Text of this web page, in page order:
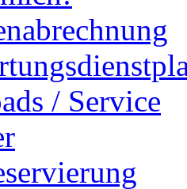
/ Service